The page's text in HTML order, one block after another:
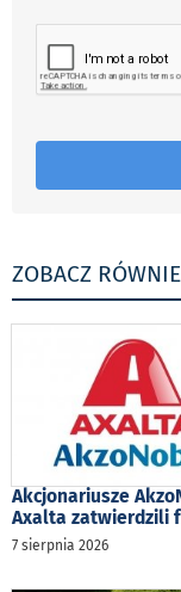
ZOBACZ
Akcjonariusze
Axalta zatwierdzili
7 sierpnia 2026